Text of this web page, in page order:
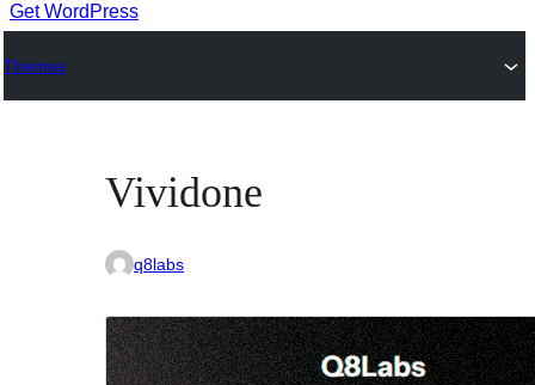
Get WordPress
Themes
Vividone
q8labs